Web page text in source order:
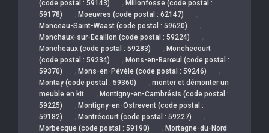
(code postal : 59143)
, Millonfosse (code postal :
59178)
, Moeuvres (code postal : 62147) ,
Monceau-Saint-Waast (code postal : 59620) ,
Monchaux-sur-Ecaillon (code postal : 59224) ,
Moncheaux (code postal : 59283) , Monchecourt
(code postal : 59234)
, Mons-en-Barœul (code postal :
59370)
, Mons-en-Pévèle (code postal : 59246) ,
Montay (code postal : 59360) , monter et démonter un
meuble en kit
, Montigny-en-Cambrésis (code postal :
59225)
, Montigny-en-Ostrevent (code postal :
59182)
, Montrécourt (code postal : 59227) ,
Morbecque (code postal : 59190) , Mortagne-du-Nord